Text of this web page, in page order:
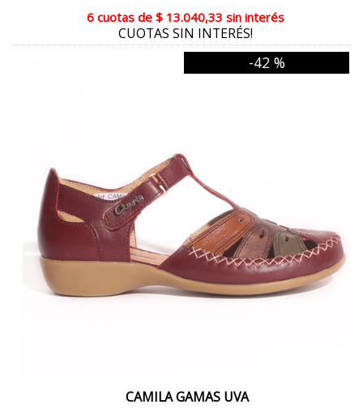
GLITTER ORO
GLITTER BEIGE
COBRA BEIGE
PRINT CAMUFLADO
NEGRO BRILLO
SNAKE GRIS
GLITTER PLATA
6 cuotas de $ 13.040,33 sin interés
CUOTAS SIN INTERÉS!
-42 %
CAMILA GAMAS UVA